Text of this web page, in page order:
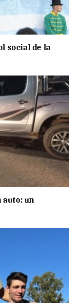
social de la
auto: un